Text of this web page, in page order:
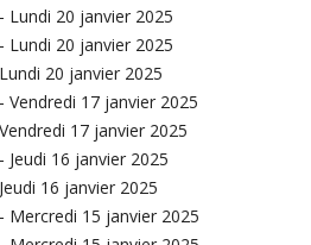
Lundi 20 janvier 2025
Lundi 20 janvier 2025
20 janvier 2025
17 janvier 2025
17 janvier 2025
16 janvier 2025
16 janvier 2025
Mercredi 15 janvier 2025